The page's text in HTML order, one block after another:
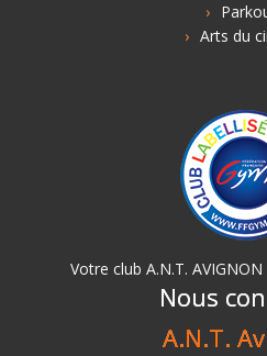
Arts du
Votre club A.N.T.
Nous
A.N.T.